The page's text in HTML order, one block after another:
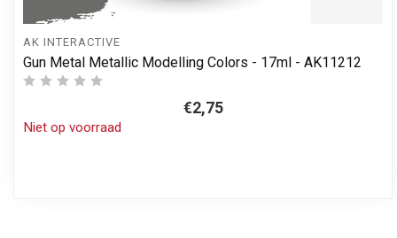
AK INTERACTIVE
Gun Metal Metallic Modelling Colors - 17ml - AK11212
€2,75
Niet op voorraad